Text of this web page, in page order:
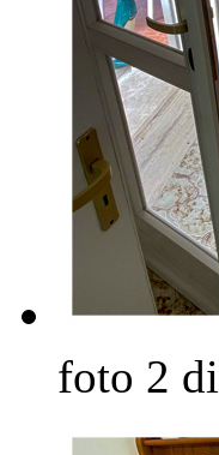
foto 2